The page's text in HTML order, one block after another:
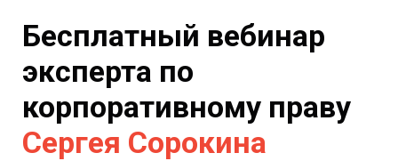
Бесплатный вебинар
эксперта по
корпоративному праву
Сергея Сорокина